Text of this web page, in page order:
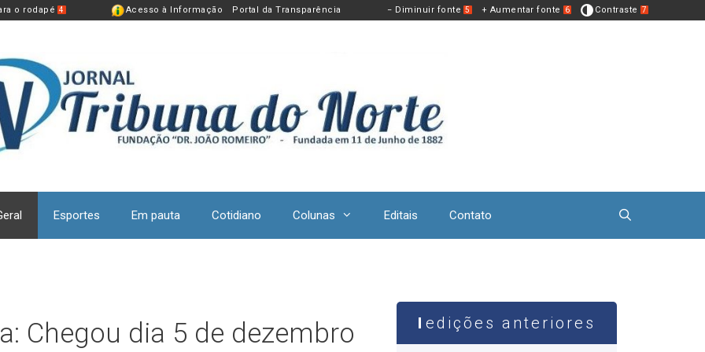
o rodapé 4 Acesso à Informação Portal da Transparência − Diminuir fonte 5 + Aumentar fonte 6 Contraste 7
Esportes Em pauta Cotidiano Colunas Editais Contato
Chegou dia 5 de dezembro edições anteriores